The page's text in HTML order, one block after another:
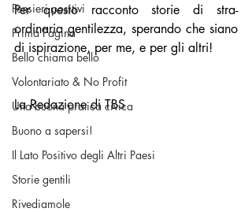
Pensieri positivi
Prima Pagina
Bello chiama bello
Volontariato & No Profit
Una buona pratica civica
Buono a sapersi!
Il Lato Positivo degli Altri Paesi
Storie gentili
Rivediamole
Per questo racconto storie di stra-
ordinaria gentilezza, sperando che siano
di ispirazione, per me, e per gli altri!
La Redazione di TBS